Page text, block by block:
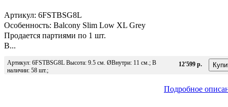
Артикул: 6FSTBSG8L
Особенность: Balcony Slim Low XL Grey
Продается партиями по 1 шт.
В...
Артикул: 6FSTBSG8L Высота: 9.5 см. ØВнутри: 11 см.; В
наличии: 58 шт.;
12'599 р.
Подробное